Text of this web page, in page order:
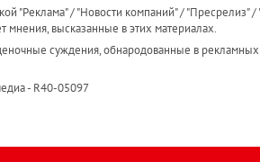
"Реклама" / "Новости компаний" /
мнения, высказанные в этих материалах.
суждения, обнародованные в
- R40-05097